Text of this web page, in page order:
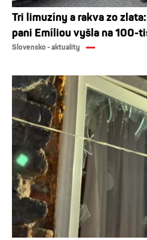
Tri limuzíny a rakva zo
pani Emíliou vyšla na 100-
Slovensko - aktuality